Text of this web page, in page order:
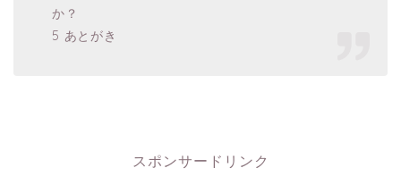
か？
5 あとがき
スポンサードリンク